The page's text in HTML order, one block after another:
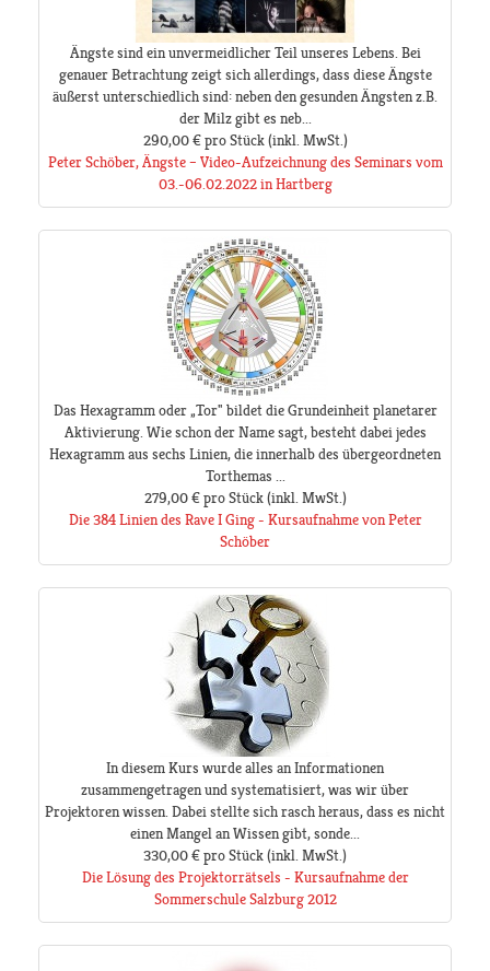
Ängste sind ein unvermeidlicher Teil unseres Lebens. Bei
genauer Betrachtung zeigt sich allerdings, dass diese Ängste
äußerst unterschiedlich sind: neben den gesunden Ängsten z.B.
der Milz gibt es neb...
290,00 € pro Stück(inkl. MwSt.)
Peter Schöber, Ängste – Video-Aufzeichnung des Seminars vom
03.-06.02.2022 in Hartberg
Das Hexagramm oder „Tor" bildet die Grundeinheit planetarer
Aktivierung. Wie schon der Name sagt, besteht dabei jedes
Hexagramm aus sechs Linien, die innerhalb des übergeordneten
Torthemas ...
279,00 € pro Stück(inkl. MwSt.)
Die 384 Linien des Rave I Ging - Kursaufnahme von Peter
Schöber
In diesem Kurs wurde alles an Informationen
zusammengetragen und systematisiert, was wir über
Projektoren wissen. Dabei stellte sich rasch heraus, dass es nicht
einen Mangel an Wissen gibt, sonde...
330,00 €pro Stück(inkl. MwSt.)
Die Lösung des Projektorrätsels - Kursaufnahme der
Sommerschule Salzburg 2012